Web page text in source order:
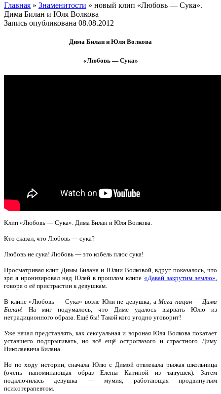
Главная » Знаменитости » новый клип «Любовь — Сука».
Дима Билан и Юля Волкова
Запись опубликована 08.08.2012
Дима Билан и Юля Волкова
«Любовь — Сука»
Клип «Любовь — Сука». Дима Билан и Юля Волкова.
Кто сказал, что Любовь — сука?
Любовь не сука! Любовь — это кобель плюс сука!
Просматривая клип Димы Билана и Юлии Волковой, вдруг показалось, что
зря я иронизировал над Юлей в прошлом клипе«Давай закрутим землю»,
говоря о её пристрастии к девушкам.
В клипе «Любовь — Сука» возле Юли не девушка, аМега пацан — Дима
Билан! На миг подумалось, что Диме удалось вырвать Юлю из
нетрадиционного образа. Ещё бы! Такой кого угодно уговорит!
Уже начал представлять, как сексуальная и вороная Юля Волкова покатает
уставшего подпрыгивать, но всё ещё остроглазого и страстного Диму
Николаевича Билана.
Но по ходу истории, сначала Юлю с Димой отвлекала рыжая школьница
(очень напоминающая образ Елены Катиной из татушек). Затем
подключилась девушка — мумия, работающая продвинутым
психотерапевтом.